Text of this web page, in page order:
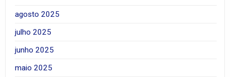
agosto 2025
julho 2025
junho 2025
maio 2025